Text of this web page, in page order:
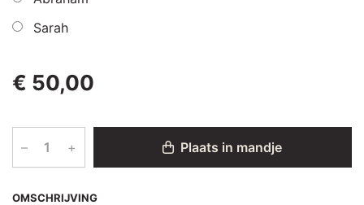
OMSCHRIJVING
Sarah
€ 50,00
– + Plaats in mandje